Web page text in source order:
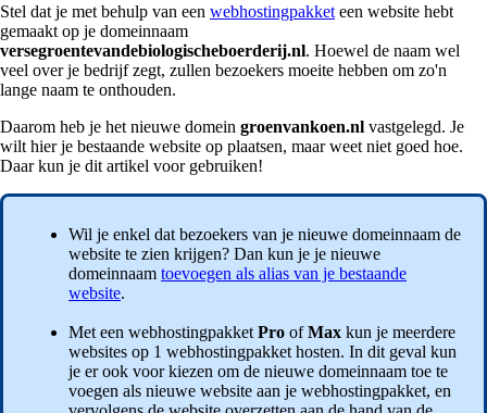
Stel dat je met behulp van een webhostingpakket een website hebt
gemaakt op je domeinnaam
versegroentevandebiologischeboerderij.nl. Hoewel de naam wel
veel over je bedrijf zegt, zullen bezoekers moeite hebben om zo'n
lange naam te onthouden.
Daarom heb je het nieuwe domein groenvankoen.nl vastgelegd. Je
wilt hier je bestaande website op plaatsen, maar weet niet goed hoe.
Daar kun je dit artikel voor gebruiken!
Wil je enkel dat bezoekers van je nieuwe domeinnaam de
website te zien krijgen? Dan kun je je nieuwe
domeinnaam toevoegen als alias van je bestaande
website.
Met een webhostingpakket Pro ofMax kun je meerdere
websites op 1 webhostingpakket hosten. In dit geval kun
je er ook voor kiezen om de nieuwe domeinnaam toe te
voegen als nieuwe website aan je webhostingpakket, en